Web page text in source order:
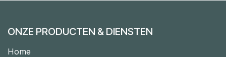
ONZE PRODUCTEN & DIENSTEN
Home